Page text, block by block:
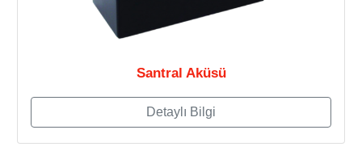
Santral Aküsü
Detaylı Bilgi